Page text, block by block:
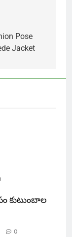
Pose
Jacket
కుటుంబాల
0